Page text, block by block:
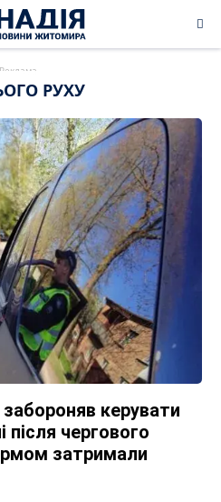
РУХУ
керувати
після чергового
затримали